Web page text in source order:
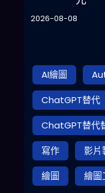
2026-08-08
AI繪圖
ChatGPT替代
ChatGPT替代
寫作
影片
繪圖
繪圖